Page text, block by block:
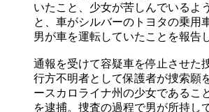
いたこと、少女が苦しんでいるよ
と、車がシルバーのトヨタの乗用
男が車を運転していたことを報告
通報を受けて容疑車を停止させた
行方不明者として保護者が捜索願
ースカロライナ州の少女であるこ
を逮捕。捜査の過程で男が所持し